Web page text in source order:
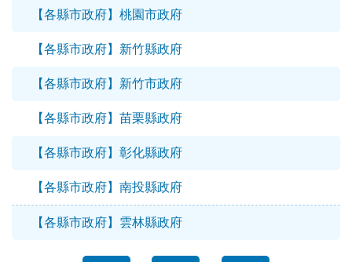
【各縣市政府】桃園市政府
【各縣市政府】新竹縣政府
【各縣市政府】新竹市政府
【各縣市政府】苗栗縣政府
【各縣市政府】彰化縣政府
【各縣市政府】南投縣政府
【各縣市政府】雲林縣政府